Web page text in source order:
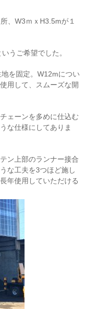
、W3ｍｘH3.5mが１
うご希望でした。
を固定。W12mについ
用して、スムーズな開
ェーンを多めに仕込む
な仕様にしてありま
ン上部のランナー接合
な工夫を3つほど施し
年使用していただける